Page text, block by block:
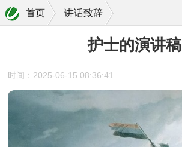
首页 讲话致辞
护士的演讲稿
时间：2025-06-15 08:36:41